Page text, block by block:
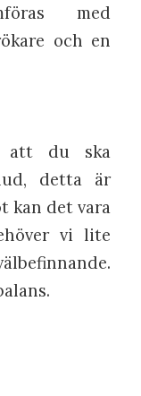
med
och en
att du ska
detta är
kan det vara
vi lite